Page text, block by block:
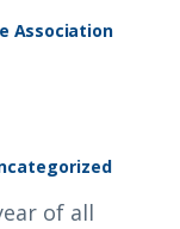
Association
of all